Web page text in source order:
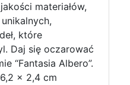
materiałów,
które
Daj się oczarować
“Fantasia Albero”.
x 2,4 cm